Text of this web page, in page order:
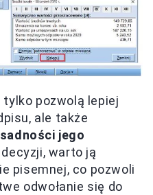
pozwolą lepiej
ale także
jego
warto ją
pisemnej, co pozwoli
odwołanie się do